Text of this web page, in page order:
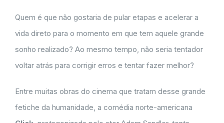
Quem é que não gostaria de pular etapas e acelerar a
vida direto para o momento em que tem aquele grande
sonho realizado? Ao mesmo tempo, não seria tentador
voltar atrás para corrigir erros e tentar fazer melhor?
Entre muitas obras do cinema que tratam desse grande
fetiche da humanidade, a comédia norte-americana